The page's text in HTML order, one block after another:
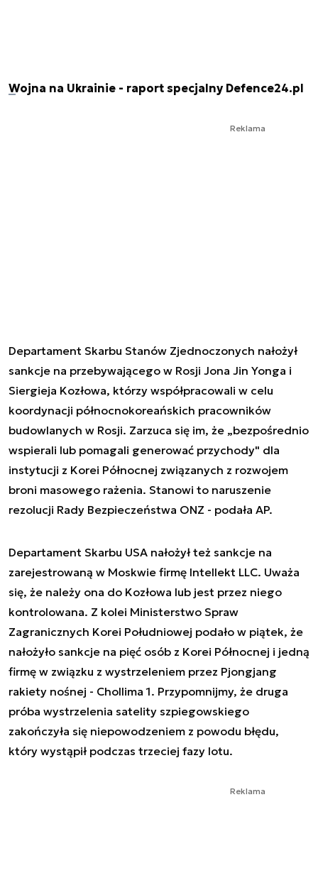
Wojna na Ukrainie - raport specjalny Defence24.pl
Reklama
Departament Skarbu Stanów Zjednoczonych nałożył
sankcje na przebywającego w Rosji Jona Jin Yonga i
Siergieja Kozłowa, którzy współpracowali w celu
koordynacji północnokoreańskich pracowników
budowlanych w Rosji. Zarzuca się im, że „bezpośrednio
wspierali lub pomagali generować przychody" dla
instytucji z Korei Północnej związanych z rozwojem
broni masowego rażenia. Stanowi to naruszenie
rezolucji Rady Bezpieczeństwa ONZ - podała AP.
Departament Skarbu USA nałożył też sankcje na
zarejestrowaną w Moskwie firmę Intellekt LLC. Uważa
się, że należy ona do Kozłowa lub jest przez niego
kontrolowana. Z kolei Ministerstwo Spraw
Zagranicznych Korei Południowej podało w piątek, że
nałożyło sankcje na pięć osób z Korei Północnej i jedną
firmę w związku z wystrzeleniem przez Pjongjang
rakiety nośnej - Chollima 1. Przypomnijmy, że druga
próba wystrzelenia satelity szpiegowskiego
zakończyła się niepowodzeniem z powodu błędu,
który wystąpił podczas trzeciej fazy lotu.
Reklama